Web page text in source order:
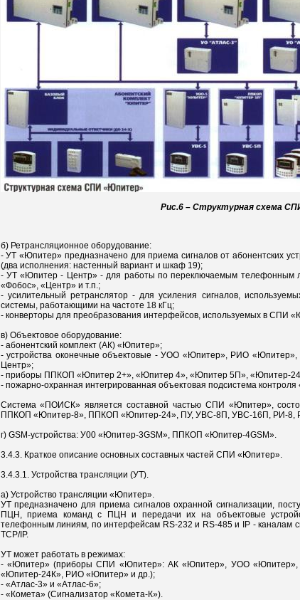
Рис.6 – Структурная схема
б) Ретрансляционное оборудование:
- УТ «Юпитер» предназначено для приема сигналов от абонентских
(два исполнения: настенный вариант и шкаф 19);
- УТ «Юпитер - Центр» - для работы по переключаемым телефонным
«Фобос», «Центр» и т.п.;
- усилительный ретранслятор - для усиления сигналов,
системы, работающими на частоте 18 кГц;
- конверторы для преобразования интерфейсов, используемых в СПИ
в) Объектовое оборудование:
- абонентский комплект (АК) «Юпитер»;
- устройства оконечные объектовые - УОО «Юпитер», РИО
Центр»;
- приборы ППКОП «Юпитер 2+», «Юпитер 4», «Юпитер 5П», «Юпитер-
- пожарно-охранная интегрированная объектовая подсистема
Система «ПОИСК» является составной частью СПИ «Юпитер»,
ППКОП «Юпитер-8», ППКОП «Юпитер-24», ПУ, УВС-8П, УВС-16П, РИ-8,
г) GSM-устройства: У00 «Юпитер-3GSM», ППКОП «Юпитер-4GSM».
3.4.3. Краткое описание основных составных частей СПИ «Юпитер».
3.4.3.1. Устройства трансляции (УТ).
а) Устройство трансляции «Юпитер».
УТ предназначено для приема сигналов охранной сигнализации,
ПЦН, приема команд с ПЦН и передачи их на объектовые
телефонным линиям, по интерфейсам RS-232 и RS-485 и IP - каналам
TCP/IP.
УТ может работать в режимах:
- «Юпитер» (приборы СПИ «Юпитер»: АК «Юпитер», УОО
«Юпитер-24К», РИО «Юпитер» и др.);
- «Атлас-3» и «Атлас-6»;
- «Комета» (Сигнализатор «Комета-К»).